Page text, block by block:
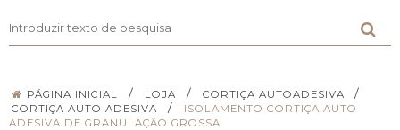
PÁGINA INICIAL / LOJA / CORTIÇA AUTOADESIVA /
CORTIÇA AUTO ADESIVA /
ISOLAMENTO CORTIÇA AUTO
ADESIVA DE GRANULAÇÃO GROSSA